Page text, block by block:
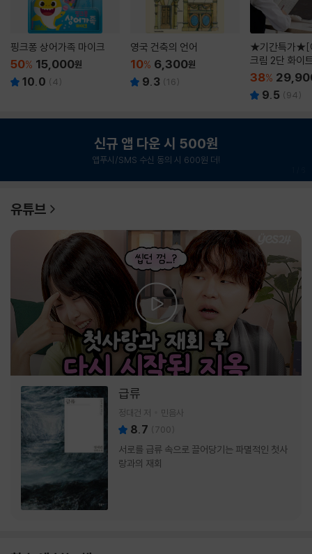
핑크퐁 상어가족 마이크
50% 15,000원
10.0 (4)
영국 건축의 언어
10% 6,300원
9.3 (16)
★기간특가★[
크림 2단 화이
38%
9.5 (94)
신규 앱 다운 시 500원
앱푸시/SMS 수신 동의 시 600원 더!
유튜브
급류
정대건 저 민음사
8.7 (700)
서로를 급류 속으로 끌어당기는 파멸적인 첫사
랑과의 재회